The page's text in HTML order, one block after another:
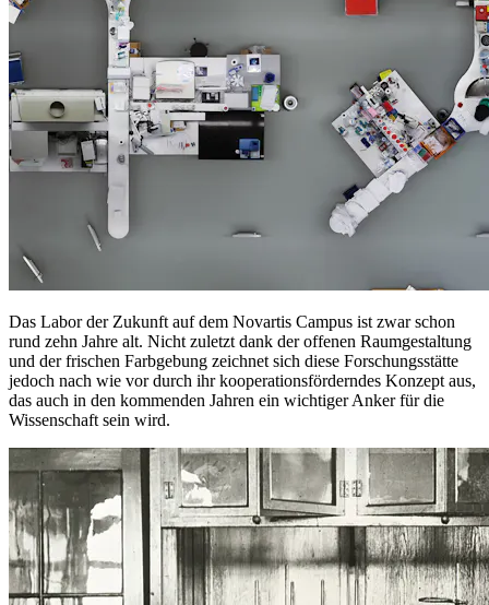
Das Labor der Zukunft auf dem Novartis Campus ist zwar schon
rund zehn Jahre alt. Nicht zuletzt dank der offenen Raumgestaltung
und der frischen Farbgebung zeichnet sich diese Forschungsstätte
jedoch nach wie vor durch ihr kooperationsförderndes Konzept aus,
das auch in den kommenden Jahren ein wichtiger Anker für die
Wissenschaft sein wird.